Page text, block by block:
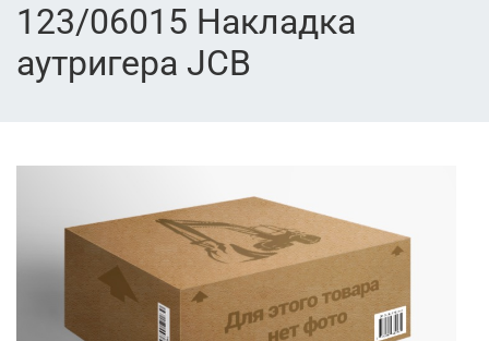
123/06015 Накладка
аутригера JCB